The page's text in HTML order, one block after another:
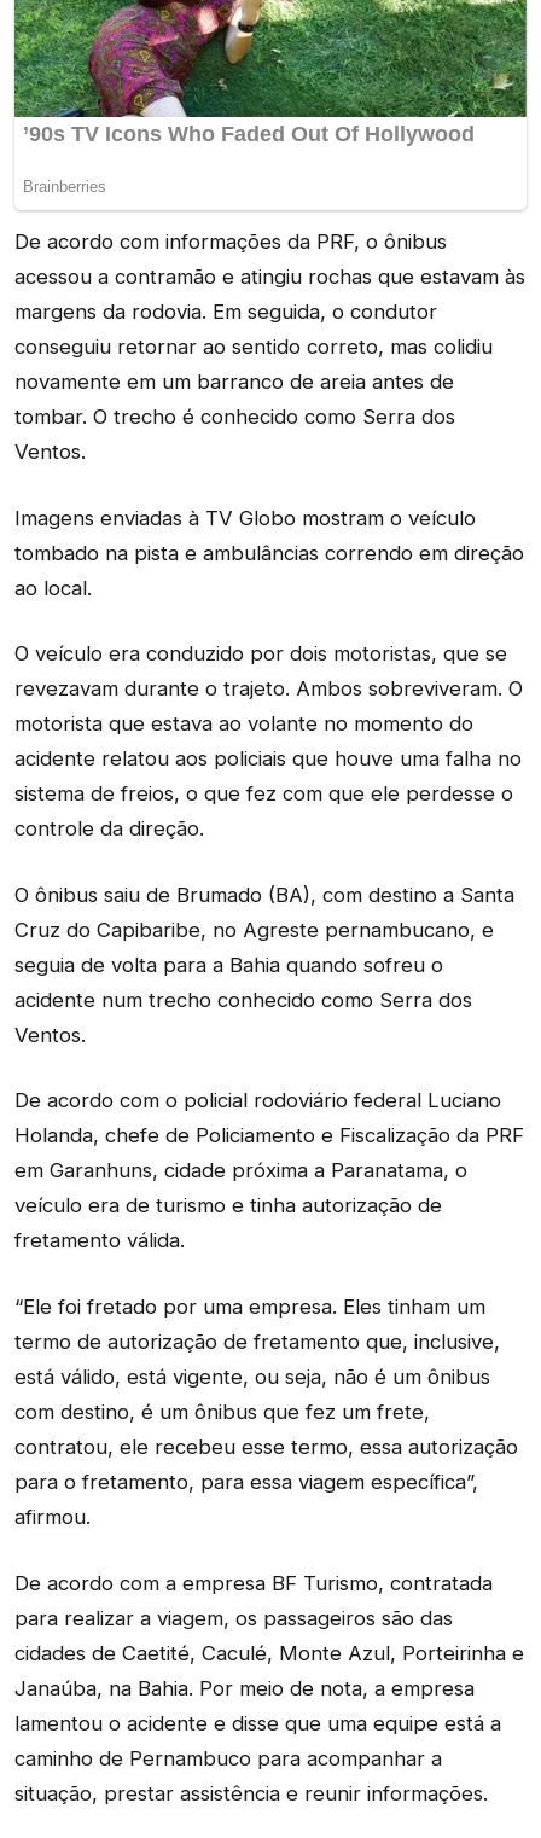
De acordo com informações da PRF, o ônibus
acessou a contramão e atingiu rochas que estavam às
margens da rodovia. Em seguida, o condutor
conseguiu retornar ao sentido correto, mas colidiu
novamente em um barranco de areia antes de
tombar. O trecho é conhecido como Serra dos
Ventos.
Imagens enviadas à TV Globo mostram o veículo
tombado na pista e ambulâncias correndo em direção
ao local.
O veículo era conduzido por dois motoristas, que se
revezavam durante o trajeto. Ambos sobreviveram. O
motorista que estava ao volante no momento do
acidente relatou aos policiais que houve uma falha no
sistema de freios, o que fez com que ele perdesse o
controle da direção.
O ônibus saiu de Brumado (BA), com destino a Santa
Cruz do Capibaribe, no Agreste pernambucano, e
seguia de volta para a Bahia quando sofreu o
acidente num trecho conhecido como Serra dos
Ventos.
De acordo com o policial rodoviário federal Luciano
Holanda, chefe de Policiamento e Fiscalização da PRF
em Garanhuns, cidade próxima a Paranatama, o
veículo era de turismo e tinha autorização de
fretamento válida.
“Ele foi fretado por uma empresa. Eles tinham um
termo de autorização de fretamento que, inclusive,
está válido, está vigente, ou seja, não é um ônibus
com destino, é um ônibus que fez um frete,
contratou, ele recebeu esse termo, essa autorização
para o fretamento, para essa viagem específica”,
afirmou.
De acordo com a empresa BF Turismo, contratada
para realizar a viagem, os passageiros são das
cidades de Caetité, Caculé, Monte Azul, Porteirinha e
Janaúba, na Bahia. Por meio de nota, a empresa
lamentou o acidente e disse que uma equipe está a
caminho de Pernambuco para acompanhar a
situação, prestar assistência e reunir informações.